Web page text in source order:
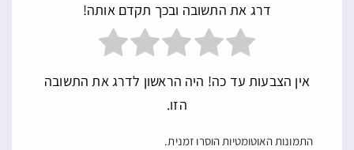
דרג את התשובה ובכך תקדם אותה!
אין הצבעות עד כה! היה הראשון לדרג את התשובה
הזו.
התמונות האוטומטיות הוסרו זמנית.